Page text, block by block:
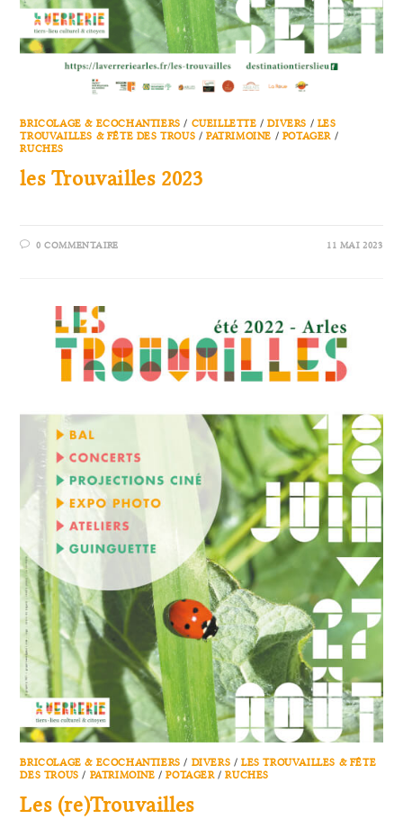
BRICOLAGE & ECOCHANTIERS / CUEILLETTE /DIVERS / LES
TROUVAILLES & FÊTE DES TROUS /PATRIMOINE / POTAGER /
RUCHES
les Trouvailles 2023
0 COMMENTAIRE 11 MAI 2023
BRICOLAGE & ECOCHANTIERS / DIVERS /LES TROUVAILLES & FÊTE
DES TROUS / PATRIMOINE /POTAGER/RUCHES
Les (re)Trouvailles